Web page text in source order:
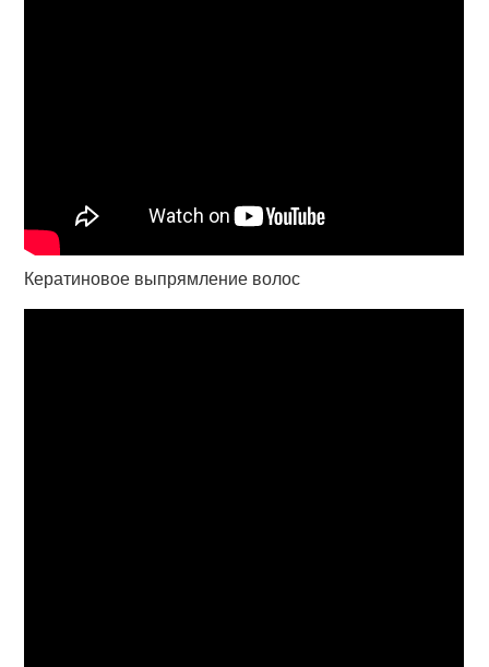
Кератиновое выпрямление волос